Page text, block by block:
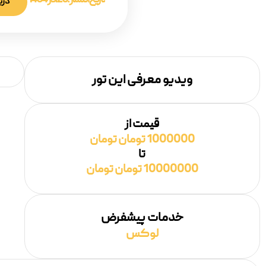
ویدیو معرفی این تور
قیمت از
1000000 تومان تومان
تا
10000000 تومان تومان
خدمات پیشفرض
لوکس